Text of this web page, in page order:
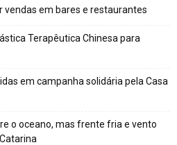
vendas em bares e restaurantes
Terapêutica Chinesa para
em campanha solidária pela Casa
o oceano, mas frente fria e vento